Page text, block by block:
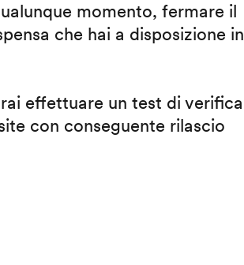
momento, fermare il
che hai a disposizione in
effettuare un test di verifica
con conseguente rilascio